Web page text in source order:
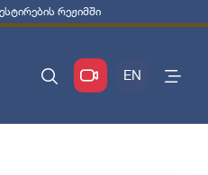
რეჟიმში
EN